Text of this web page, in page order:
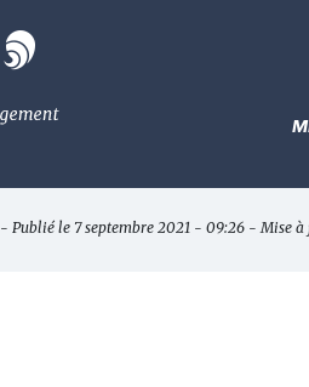
- Publié le 7 septembre 2021 - 09:26 - Mise